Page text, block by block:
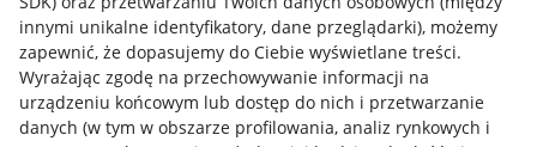
innymi unikalne identyfikatory, dane przeglądarki), możemy
zapewnić, że dopasujemy do Ciebie wyświetlane treści.
Wyrażając zgodę na przechowywanie informacji na
urządzeniu końcowym lub dostęp do nich i przetwarzanie
danych (w tym w obszarze profilowania, analiz rynkowych i